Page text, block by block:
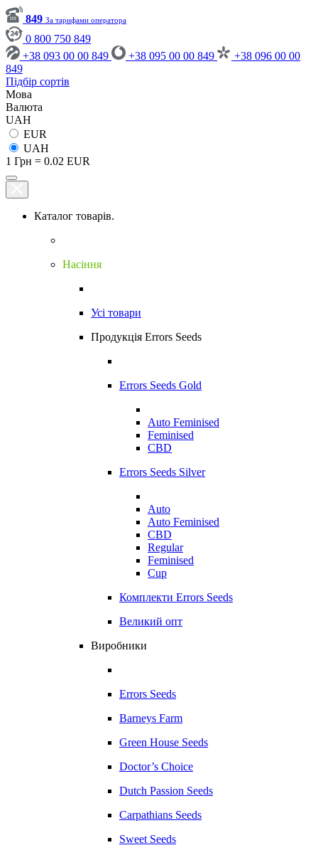
849 За тарифами оператора
0 800 750 849
+38 093 00 00 849
+38 095 00 00 849
+38 096 00 00
849
Підбір сортів
Мова
Валюта
UAH
EUR
UAH
1 Грн = 0.02 EUR
Каталог товарів.
Насіння
Усі товари
Продукція Errors Seeds
Errors Seeds Gold
Auto Feminised
Feminised
CBD
Errors Seeds Silver
Auto
Auto Feminised
CBD
Regular
Feminised
Cup
Комплекти Errors Seeds
Великий опт
Виробники
Errors Seeds
Barneys Farm
Green House Seeds
Doctor’s Choice
Dutch Passion Seeds
Carpathians Seeds
Sweet Seeds